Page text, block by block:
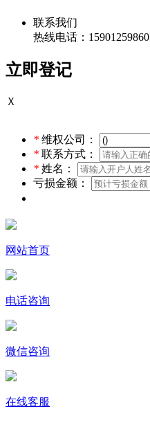
联系我们
热线电话：15901259860
立即登记
Ｘ
* 维权公司：
* 联系方式：
* 姓名：
亏损金额：
网站首页
电话咨询
微信咨询
在线客服